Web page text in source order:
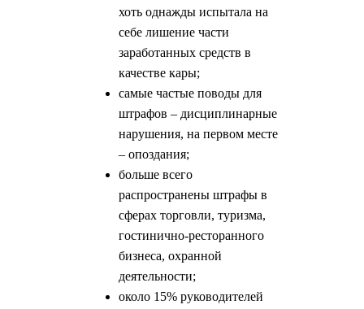
хоть однажды испытала на
себе лишение части
заработанных средств в
качестве кары;
самые частые поводы для
штрафов – дисциплинарные
нарушения, на первом месте
– опоздания;
больше всего
распространены штрафы в
сферах торговли, туризма,
гостинично-ресторанного
бизнеса, охранной
деятельности;
около 15% руководителей